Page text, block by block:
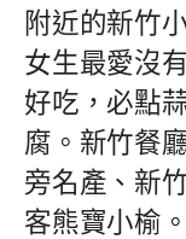
附近的新竹
女生最愛沒
好吃，必點
腐。新竹餐
旁名產、新
客熊寶小榆。